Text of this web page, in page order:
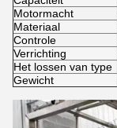
Motormacht
Materiaal
Controle
Verrichting
Het lossen van type
Gewicht